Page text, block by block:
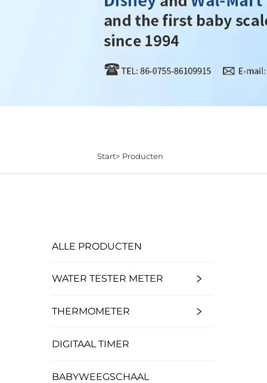
Start> Producten
ALLE PRODUCTEN
WATER TESTER METER
THERMOMETER
DIGITAAL TIMER
BABYWEEGSCHAAL